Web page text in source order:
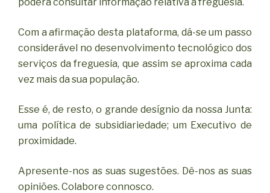
Com a afirmação desta plataforma, dá-se um passo
considerável no desenvolvimento tecnológico dos
serviços da freguesia, que assim se aproxima cada
vez mais da sua população.
Esse é, de resto, o grande desígnio da nossa Junta:
uma política de subsidiariedade; um Executivo de
proximidade.
Apresente-nos as suas sugestões. Dê-nos as suas
opiniões. Colabore connosco.